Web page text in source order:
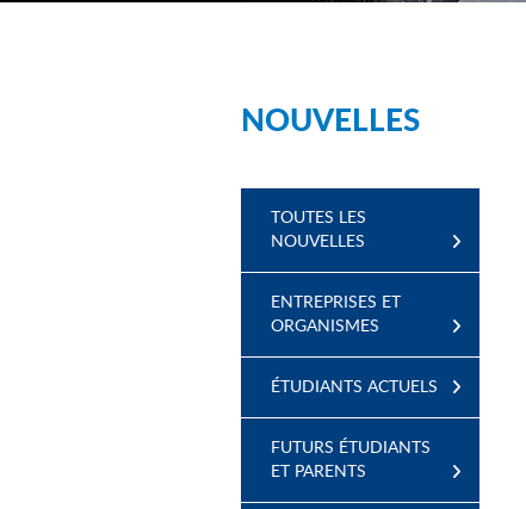
NOUVELLES
TOUTES LES
NOUVELLES
ENTREPRISES ET
ORGANISMES
ÉTUDIANTS ACTUELS
FUTURS ÉTUDIANTS
ET PARENTS